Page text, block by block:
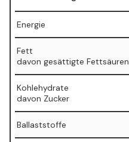
Energie
Fett
⁠davon gesättigte Fettsäuren
Kohlehydrate
⁠davon Zucker
Ballaststoffe